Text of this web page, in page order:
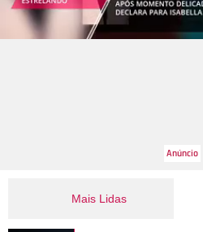
Mais Lidas